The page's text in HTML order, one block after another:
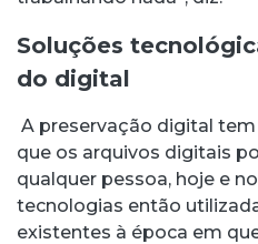
Soluções
do digital
A preservação digital
que os arquivos digitais
qualquer pessoa, hoje e
tecnologias então
existentes à época em